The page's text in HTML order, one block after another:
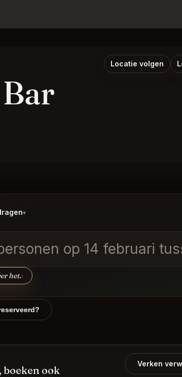
Locatie volgen
▾
op 14 februari
het.↑
boeken ook
Verken